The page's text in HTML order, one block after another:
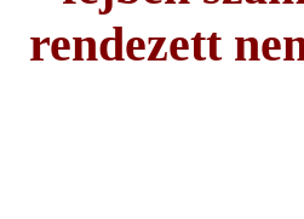
rendezett